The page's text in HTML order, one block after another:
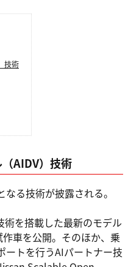
技術
AIDV）技術
る技術が披露される。
を搭載した最新のモデル
車を公開。そのほか、乗
ートを行うAIパートナー技